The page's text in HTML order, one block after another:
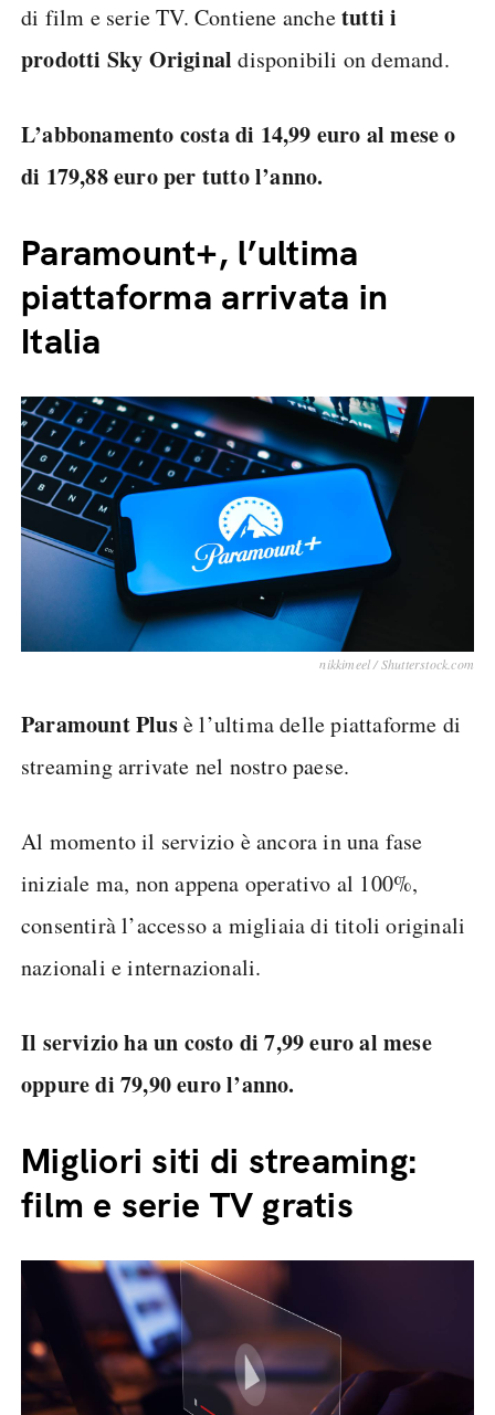
di film e serie TV. Contiene anchetutti i
prodotti Sky Original disponibili on demand.
L’abbonamento costa di 14,99 euro al mese o
di 179,88 euro per tutto l’anno.
Paramount+, l’ultima
piattaforma arrivata in
Italia
nikkimeel / Shutterstock.com
Paramount Plusè l’ultima delle piattaforme di
streaming arrivate nel nostro paese.
Al momento il servizio è ancora in una fase
iniziale ma, non appena operativo al 100%,
consentirà l’accesso a migliaia di titoli originali
nazionali e internazionali.
Il servizio ha un costo di 7,99 euro al mese
oppure di 79,90 euro l’anno.
Migliori siti di streaming:
film e serie TV gratis